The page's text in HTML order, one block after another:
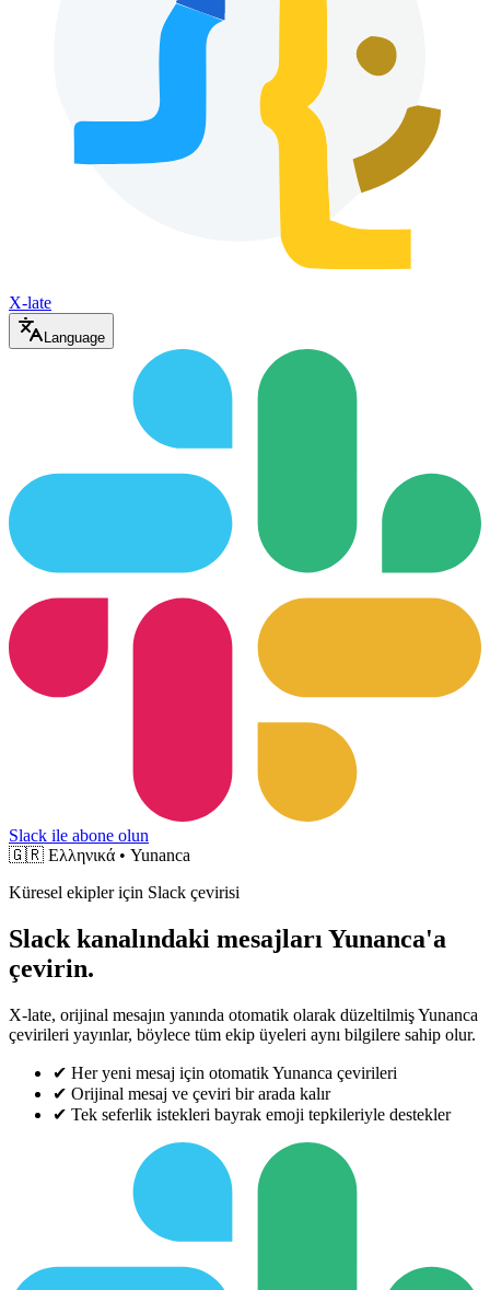
X-late
Language
Slack ile abone olun
🇬🇷 Ελληνικά • Yunanca
Küresel ekipler için Slack çevirisi
Slack kanalındaki mesajları Yunanca'a
çevirin.
X-late, orijinal mesajın yanında otomatik olarak düzeltilmiş Yunanca
çevirileri yayınlar, böylece tüm ekip üyeleri aynı bilgilere sahip olur.
✔ Her yeni mesaj için otomatik Yunanca çevirileri
✔ Orijinal mesaj ve çeviri bir arada kalır
✔ Tek seferlik istekleri bayrak emoji tepkileriyle destekler